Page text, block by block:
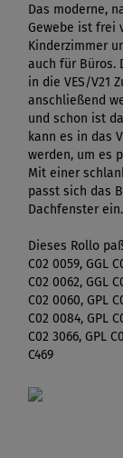
Das moderne,
Gewebe ist frei
Kinderzimmer
auch für Büros.
in die VES/V21
anschließend
und schon ist
kann es in das
werden, um es
Mit einer
passt sich das
Dachfenster ein.
Dieses Rollo
C02 0059, GGL
C02 0062, GGL
C02 0060, GPL
C02 0084, GPL
C02 3066, GPL
C469